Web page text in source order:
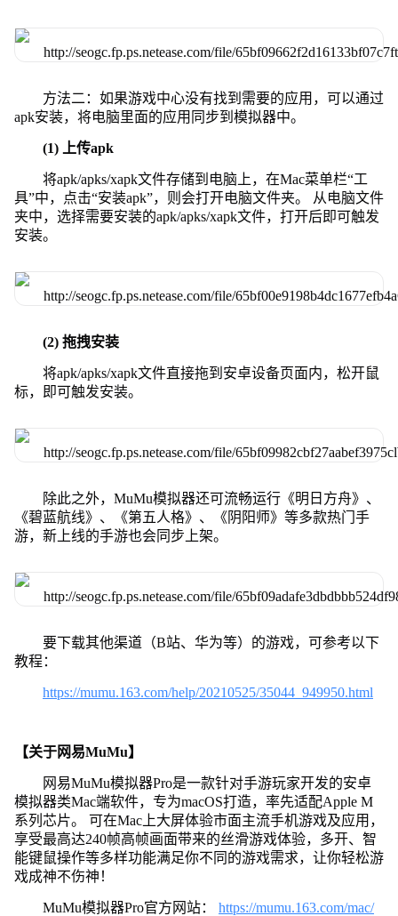
方法二：如果游戏中心没有找到需要的应用，可以通过
apk安装，将电脑里面的应用同步到模拟器中。
(1) 上传apk
将apk/apks/xapk文件存储到电脑上，在Mac菜单栏“工
具”中，点击“安装apk”，则会打开电脑文件夹。 从电脑文件
夹中，选择需要安装的apk/apks/xapk文件，打开后即可触发
安装。
(2) 拖拽安装
将apk/apks/xapk文件直接拖到安卓设备页面内，松开鼠
标，即可触发安装。
除此之外，MuMu模拟器还可流畅运行《明日方舟》、
《碧蓝航线》、《第五人格》、《阴阳师》等多款热门手
游，新上线的手游也会同步上架。
要下载其他渠道（B站、华为等）的游戏，可参考以下
教程：
https://mumu.163.com/help/20210525/35044_949950.html
【关于网易MuMu】
网易MuMu模拟器Pro是一款针对手游玩家开发的安卓
模拟器类Mac端软件，专为macOS打造，率先适配Apple M
系列芯片。 可在Mac上大屏体验市面主流手机游戏及应用，
享受最高达240帧高帧画面带来的丝滑游戏体验，多开、智
能键鼠操作等多样功能满足你不同的游戏需求，让你轻松游
戏成神不伤神！
MuMu模拟器Pro官方网站： https://mumu.163.com/mac/